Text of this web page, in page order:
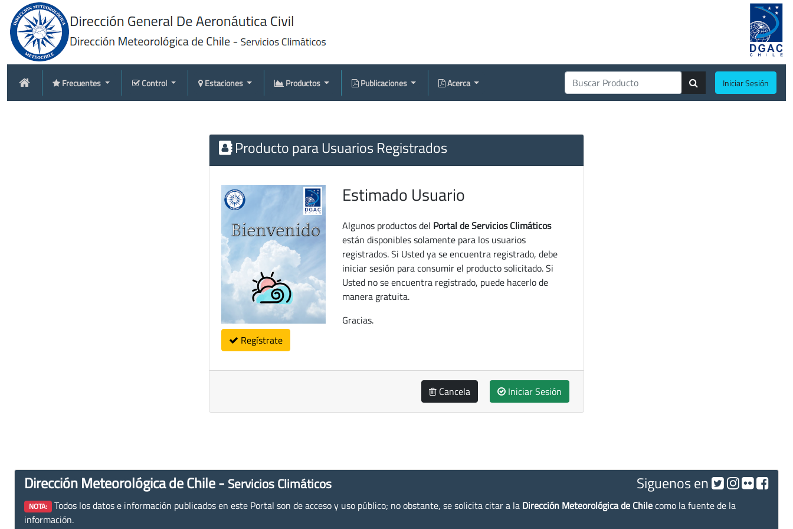
Frecuentes Control Estaciones Productos Publicaciones Acerca Iniciar Sesión
Producto para Usuarios Registrados
Regístrate
Estimado Usuario
Algunos productos del Portal de Servicios Climáticos
están disponibles solamente para los usuarios
registrados. Si Usted ya se encuentra registrado, debe
iniciar sesión para consumir el producto solicitado. Si
Usted no se encuentra registrado, puede hacerlo de
manera gratuita.
Gracias.
Cancela Iniciar Sesión
Dirección Meteorológica de Chile - Servicios Climáticos Siguenos en
NOTA: Todos los datos e información publicados en este Portal son de acceso y uso público; no obstante, se solicita citar a la Dirección Meteorológica de Chilecomo la fuente de la
información.